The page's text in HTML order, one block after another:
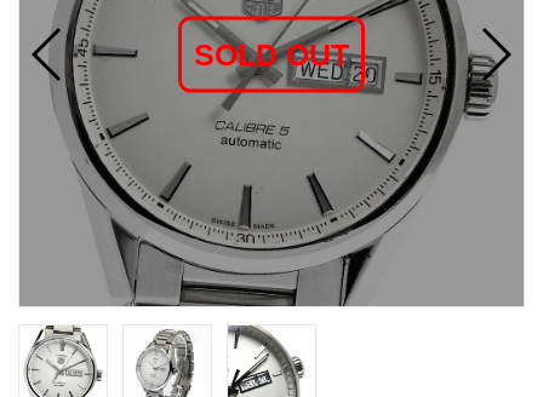
SOLD OUT